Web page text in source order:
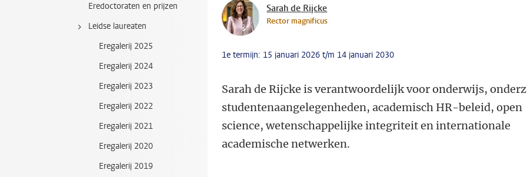
Eredoctoraten en prijzen
Leidse laureaten
Eregalerij 2025
Eregalerij 2024
Eregalerij 2023
Eregalerij 2022
Eregalerij 2021
Eregalerij 2020
Eregalerij 2019
Sarah de Rijcke
Rector magnificus
1e termijn: 15 januari 2026 t/m 14 januari 2030
Sarah de Rijcke is verantwoordelijk vooronderwijs,
studentenaangelegenheden, academisch HR-beleid, open
science, wetenschappelijke integriteit en internationale
academische netwerken.